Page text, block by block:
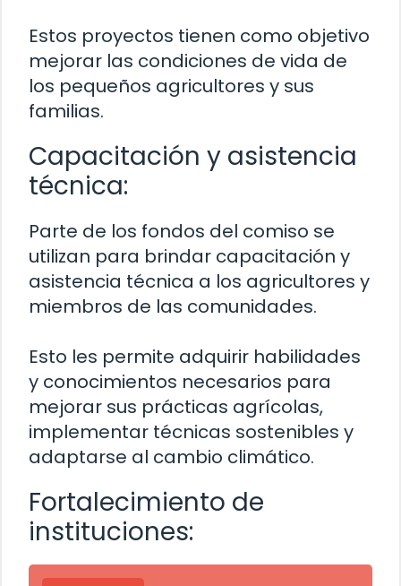
Estos proyectos tienen como objetivo
mejorar las condiciones de vida de
los pequeños agricultores y sus
familias.
Capacitación y asistencia
técnica:
Parte de los fondos del comiso se
utilizan para brindar capacitación y
asistencia técnica a los agricultores y
miembros de las comunidades.
Esto les permite adquirir habilidades
y conocimientos necesarios para
mejorar sus prácticas agrícolas,
implementar técnicas sostenibles y
adaptarse al cambio climático.
Fortalecimiento de
instituciones: